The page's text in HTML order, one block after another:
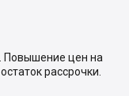
Повышение цен на
рассрочки.